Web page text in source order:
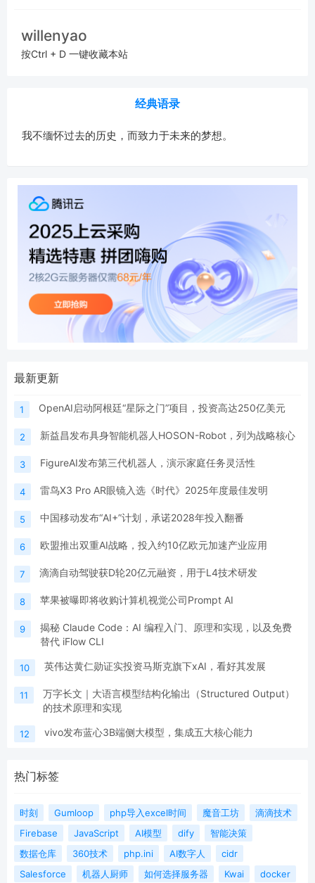
willenyao
按Ctrl + D 一键收藏本站
经典语录
我不缅怀过去的历史，而致力于未来的梦想。
最新更新
1 OpenAI启动阿根廷“星际之门”项目，投资高达250亿美元
2 新益昌发布具身智能机器人HOSON-Robot，列为战略核心
3 FigureAI发布第三代机器人，演示家庭任务灵活性
4 雷鸟X3 Pro AR眼镜入选《时代》2025年度最佳发明
5 中国移动发布“AI+”计划，承诺2028年投入翻番
6 欧盟推出双重AI战略，投入约10亿欧元加速产业应用
7 滴滴自动驾驶获D轮20亿元融资，用于L4技术研发
8 苹果被曝即将收购计算机视觉公司Prompt AI
9
揭秘 Claude Code：AI 编程入门、原理和实现，以及免费
替代 iFlow CLI
10 英伟达黄仁勋证实投资马斯克旗下xAI，看好其发展
11
万字长文｜大语言模型结构化输出（Structured Output）
的技术原理和实现
12 vivo发布蓝心3B端侧大模型，集成五大核心能力
热门标签
时刻 Gumloop php导入excel时间 魔音工坊
滴滴技术
Firebase
JavaScript AI模型 dify
智能决策
数据仓库
360技术 php.ini AI数字人
cidr
Salesforce
机器人厨师 如何选择服务器 Kwai docker